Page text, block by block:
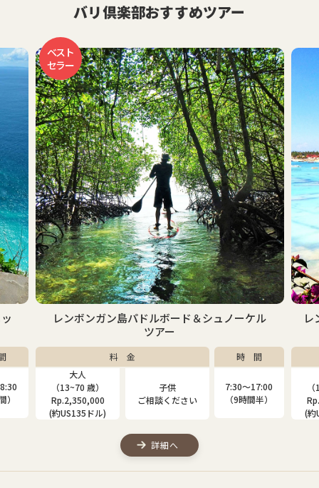
バリ倶楽部おすすめツアー
）
ベスト
セラー
レンボンガン島パドルボード＆シュノーケル
ツアー
料 金
大人
（13~70 歳）
Rp.2,350,000
(約US135ドル)
子供
ご相談ください
時 間
7:30〜17:00
（9時間半）
詳細へ
レ
(約